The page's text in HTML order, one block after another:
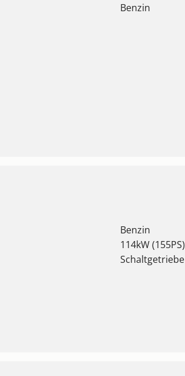
Benzin
Benzin
114kW (155PS)
Schaltgetriebe